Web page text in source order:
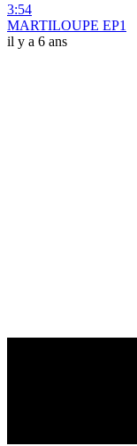
3:54
MARTILOUPE EP1
il y a 6 ans